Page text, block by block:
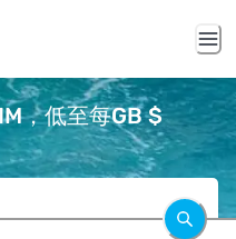
，低至每GB $